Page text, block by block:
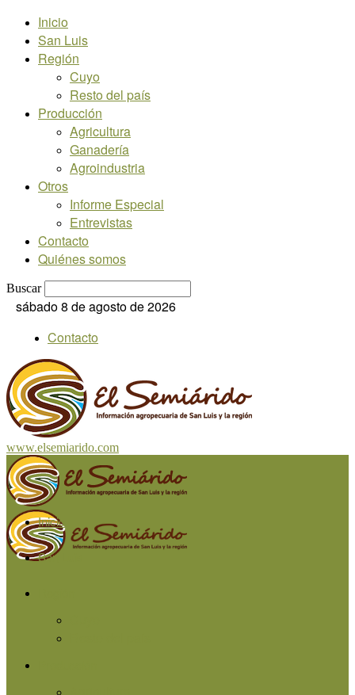
Inicio
San Luis
Región
Cuyo
Resto del país
Producción
Agricultura
Ganadería
Agroindustria
Otros
Informe Especial
Entrevistas
Contacto
Quiénes somos
Buscar
sábado 8 de agosto de 2026
Contacto
www.elsemiarido.com
Inicio
San Luis